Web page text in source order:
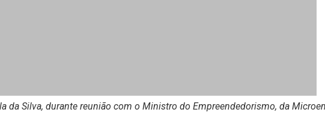
da Silva, durante reunião com o Ministro do Empreendedorismo, da